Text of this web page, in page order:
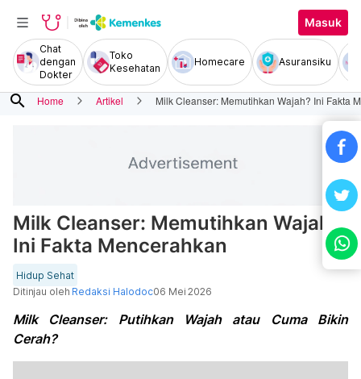
Masuk
Chat
dengan
Dokter
Toko
Kesehatan
Homecare Asuransiku
search Home Artikel Milk Cleanser: Memutihkan Wajah? Ini Fakta
Milk Cleanser: Memutihkan Wajah?
Ini Fakta Mencerahkan
Hidup Sehat
Ditinjau oleh Redaksi Halodoc06 Mei 2026
Milk Cleanser: Putihkan Wajah atau Cuma Bikin
Cerah?